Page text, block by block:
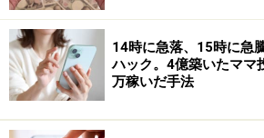
14時に急落、15時に急
ハック。4億築いたママ
万稼いだ手法